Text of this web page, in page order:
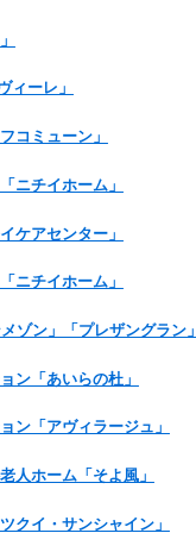
ィーレ」
コミューン」
ニチイホーム」
ケアセンター」
ニチイホーム」
ゾン」「プレザングラン」
ン「あいらの杜」
ン「アヴィラージュ」
人ホーム「そよ風」
クイ・サンシャイン」